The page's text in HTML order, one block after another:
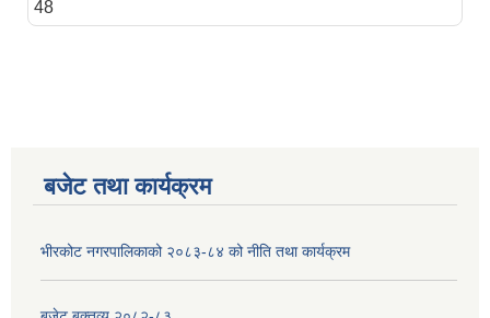
48
बजेट तथा कार्यक्रम
भीरकोट नगरपालिकाको २०८३-८४ को नीति तथा कार्यक्रम